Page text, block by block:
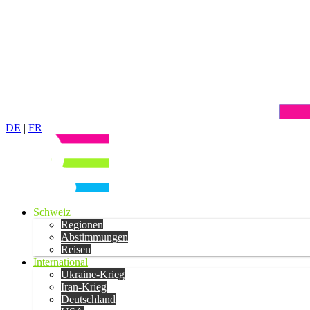
DE | FR
Schweiz
Regionen
Abstimmungen
Reisen
International
Ukraine-Krieg
Iran-Krieg
Deutschland